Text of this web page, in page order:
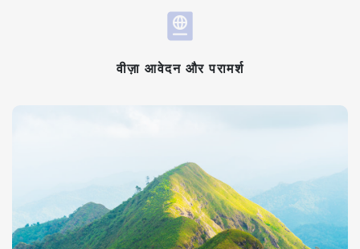
वीज़ा आवेदन और परामर्श